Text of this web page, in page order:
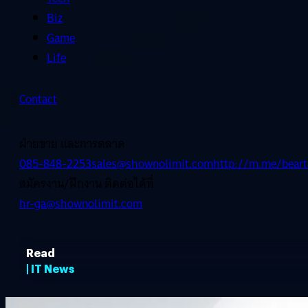
Biz
Game
Life
Contact
ฝ่ายขาย และการตลาด
085-848-2253sales@shownolimit.comhttp://m.me/
สมัครงาน/ฝึกงาน ติดต่อได้ที่
hr-ga@shownolimit.com
Read
| IT News